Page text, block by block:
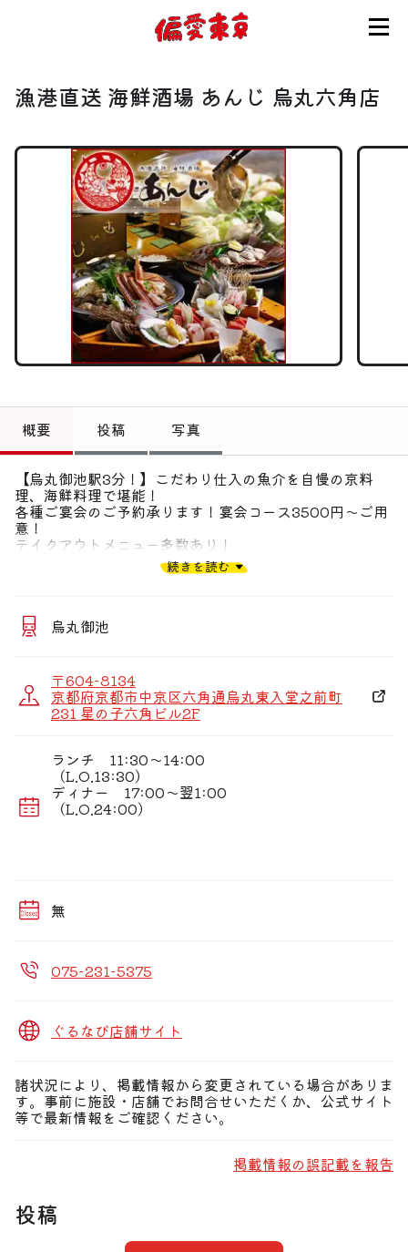
使い方
ログイン
会員登録
お知らせ
トップ
偏愛コミュニティ
投稿
偏愛記事
偏愛スポット
漁港直送 海鮮酒場 あんじ 烏丸六角店
概要 投稿 写真
【烏丸御池駅3分！】こだわり仕入の魚介を自慢の京料
理、海鮮料理で堪能！
各種ご宴会のご予約承ります！宴会コース3500円〜ご用
意！
テイクアウトメニュー多数あり！
通常営業いたしております！
ブースございます）
続きを読む
烏丸御池
〒604-8134
京都府京都市中京区六角通烏丸東入堂之前町
231 星の子六角ビル2F
ランチ 11:30〜14:00
（L.O.13:30）
ディナー 17:00〜翌1:00
（L.O.24:00）
無
075-231-5375
ぐるなび店舗サイト
諸状況により、掲載情報から変更されている場合がありま
す。事前に施設・店舗でお問合せいただくか、公式サイト
等で最新情報をご確認ください。
掲載情報の誤記載を報告
投稿